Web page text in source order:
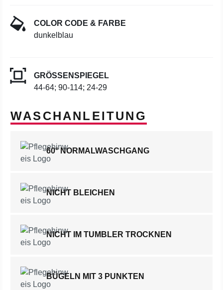
COLOR CODE & FARBE
dunkelblau
GRÖSSENSPIEGEL
44-64; 90-114; 24-29
WASCHANLEITUNG
60° NORMALWASCHGANG
NICHT BLEICHEN
NICHT IM TUMBLER TROCKNEN
BÜGELN MIT 3 PUNKTEN